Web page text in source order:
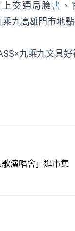
交通局臉書、
九高雄門市地
九乘九文具
演唱會」逛市集